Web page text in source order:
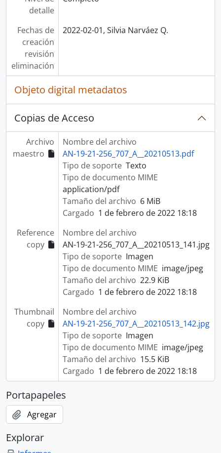
detalle
Fechas de
creación
revisión
eliminación
2022-02-01, Silvia Narváez Q.
Objeto digital metadatos
Copias de Acceso
Archivo
maestro
Nombre del archivo
AN-19-21-256_707_A__20210513.pdf
Tipo de soporte Texto
Tipo de documento MIME
application/pdf
Tamaño del archivo 6 MiB
Cargado 1 de febrero de 2022 18:18
Reference
copy
Nombre del archivo
AN-19-21-256_707_A__20210513_141.jpg
Tipo de soporte Imagen
Tipo de documento MIME image/jpeg
Tamaño del archivo 22.9 KiB
Cargado 1 de febrero de 2022 18:18
Thumbnail
copy
Nombre del archivo
AN-19-21-256_707_A__20210513_142.jpg
Tipo de soporte Imagen
Tipo de documento MIME image/jpeg
Tamaño del archivo 15.5 KiB
Cargado 1 de febrero de 2022 18:18
Portapapeles
Agregar
Explorar